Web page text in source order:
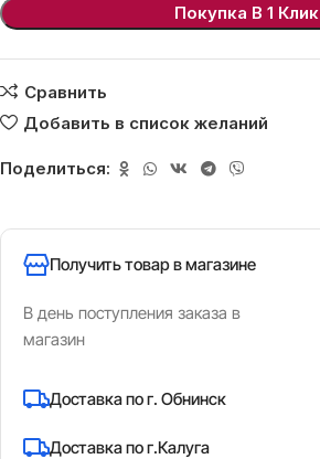
Покупка В 1 Клик
Сравнить
Добавить в список желаний
Поделиться:
Получить товар в магазине
В день поступления заказа в
магазин
Доставка по г. Обнинск
Доставка по г.Калуга